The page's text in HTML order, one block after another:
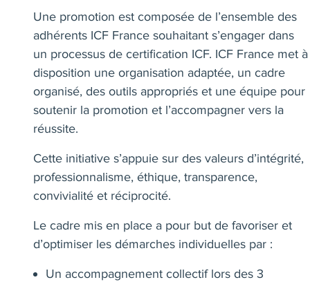
Une promotion est composée de l’ensemble des
adhérents ICF France souhaitant s’engager dans
un processus de certification ICF. ICF France met à
disposition une organisation adaptée, un cadre
organisé, des outils appropriés et une équipe pour
soutenir la promotion et l’accompagner vers la
réussite.
Cette initiative s’appuie sur des valeurs d’intégrité,
professionnalisme, éthique, transparence,
convivialité et réciprocité.
Le cadre mis en place a pour but de favoriser et
d’optimiser les démarches individuelles par :
Un accompagnement collectif lors des 3